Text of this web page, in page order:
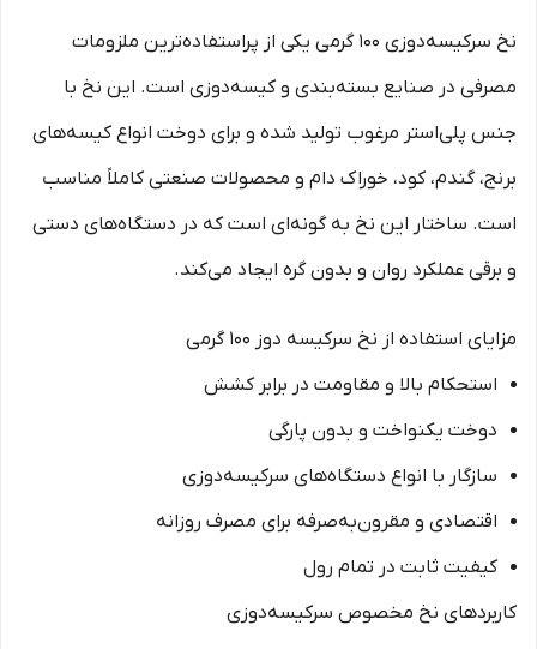
نخ سرکیسه‌دوزی ۱۰۰ گرمی یکی از پراستفاده‌ترین ملزومات
مصرفی در صنایع بسته‌بندی و کیسه‌دوزی است. این نخ با
جنس پلی‌استر مرغوب تولید شده و برای دوخت انواع کیسه‌های
برنج، گندم، کود، خوراک دام و محصولات صنعتی کاملاً مناسب
است. ساختار این نخ به گونه‌ای است که در دستگاه‌های دستی
و برقی عملکرد روان و بدون گره ایجاد می‌کند.
مزایای استفاده از نخ سرکیسه دوز ۱۰۰ گرمی
استحکام بالا و مقاومت در برابر کشش
دوخت یکنواخت و بدون پارگی
سازگار با انواع دستگاه‌های سرکیسه‌دوزی
اقتصادی و مقرون‌به‌صرفه برای مصرف روزانه
کیفیت ثابت در تمام رول
کاربردهای نخ مخصوص سرکیسه‌دوزی